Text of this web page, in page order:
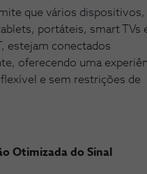
que vários
portáteis, smart TVs
estejam conectados
oferecendo uma
e sem restrições de
Otimizada do Sinal